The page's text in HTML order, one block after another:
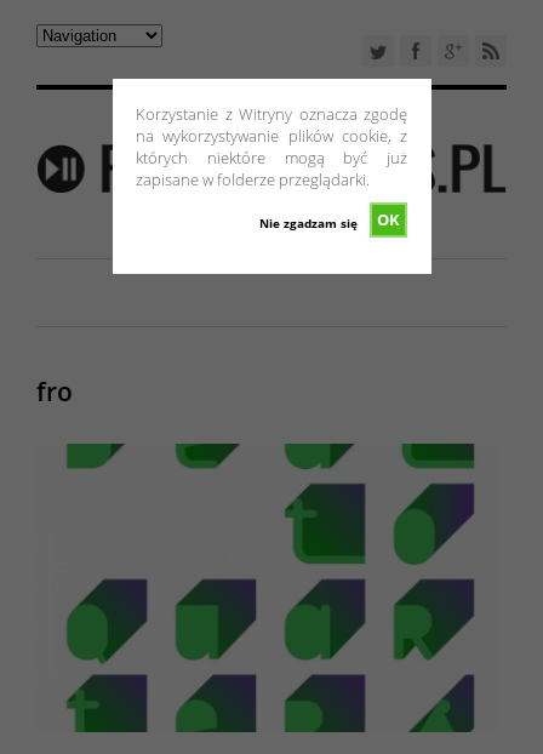
Korzystanie z Witryny oznacza zgodę
na wykorzystywanie plików cookie, z
których niektóre mogą być już
zapisane w folderze przeglądarki.
OK
Nie zgadzam się
fro